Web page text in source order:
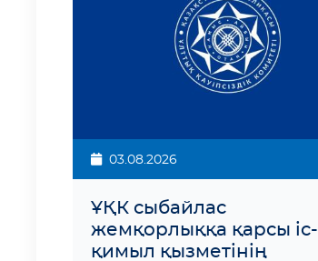
03.08.2026
ҰҚК сыбайлас
жемқорлыққа қарсы іс-
қимыл қызметінің